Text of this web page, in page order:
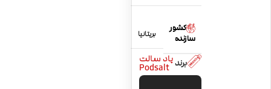
کشور
سازنده
بریتانیا
برندپاد سالت
Podsalt